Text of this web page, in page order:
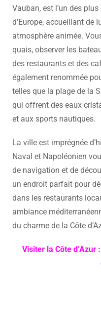
Vauban, est l’un des
d’Europe, accueillant de
atmosphère animée.
quais, observer les
des restaurants et des
également renommée
telles que la plage de la
qui offrent des eaux
et aux sports nautiques.
La ville est imprégnée
Naval et Napoléonien
de navigation et de
un endroit parfait pour
dans les restaurants
ambiance
du charme de la Côte
Visiter la Côte d’Azur